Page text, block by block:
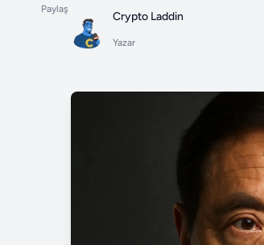
Paylaş
Crypto Laddin
Yazar